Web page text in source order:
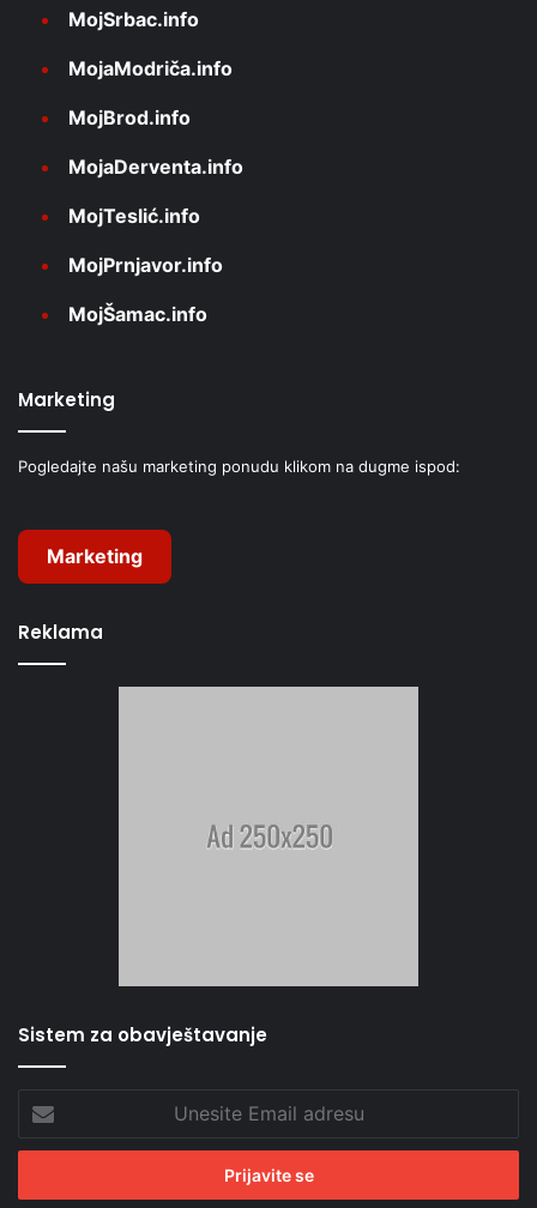
MojSrbac.info
MojaModriča.info
MojBrod.info
MojaDerventa.info
MojTeslić.info
MojPrnjavor.info
MojŠamac.info
Marketing
Pogledajte našu marketing ponudu klikom na dugme ispod:
Marketing
Reklama
Sistem za obavještavanje
Email
adresu